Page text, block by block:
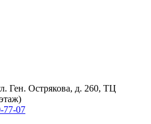
Ген. Острякова, д. 260, ТЦ
77-07